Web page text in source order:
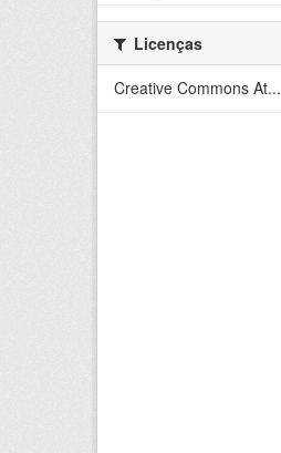
Licenças
Creative Commons At...